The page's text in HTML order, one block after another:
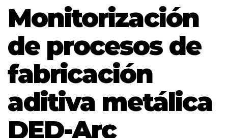
Monitorización
de procesos de
fabricación
aditiva metálica
DED-Arc